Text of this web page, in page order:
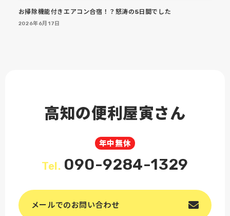
お掃除機能付きエアコン合宿！？怒涛の5日間でした
2026年6月17日
高知の便利屋寅さん
年中無休
Tel. 090-9284-1329
メールでのお問い合わせ